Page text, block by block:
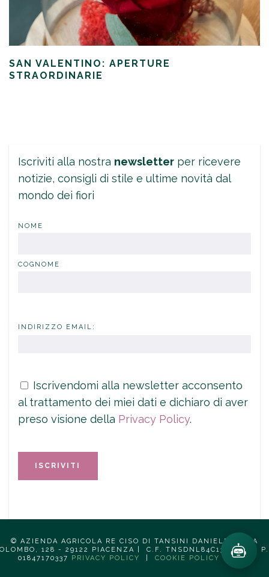
SAN VALENTINO: APERTURE
STRAORDINARIE
Iscriviti alla nostra newsletter per ricevere
notizie, consigli di stile e ultime novità dal
mondo dei fiori
NOME
COGNOME
INDIRIZZO EMAIL:
Iscrivendomi alla newsletter acconsento
al trattamento dei miei dati e dichiaro di aver
preso visione della Privacy Policy.
© AZIENDA AGRICOLA RE CISO DI TANSINI DANIELE | VIA
128 - 29122 PIACENZA | C.F. TNSDNL84C13C261S |
01847170337 PRIVACY POLICY COOKIE POLICY |CGV